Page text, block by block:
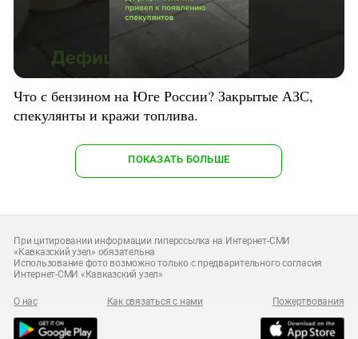
Что с бензином на Юге России? Закрытые АЗС,
спекулянты и кражи топлива.
ПОКАЗАТЬ БОЛЬШЕ
При цитировании информации гиперссылка на Интернет-СМИ
«Кавказский узел» обязательна
Использование фото возможно только с предварительного согласия
Интернет-СМИ «Кавказский узел»
О нас Как связаться с нами Пожертвования